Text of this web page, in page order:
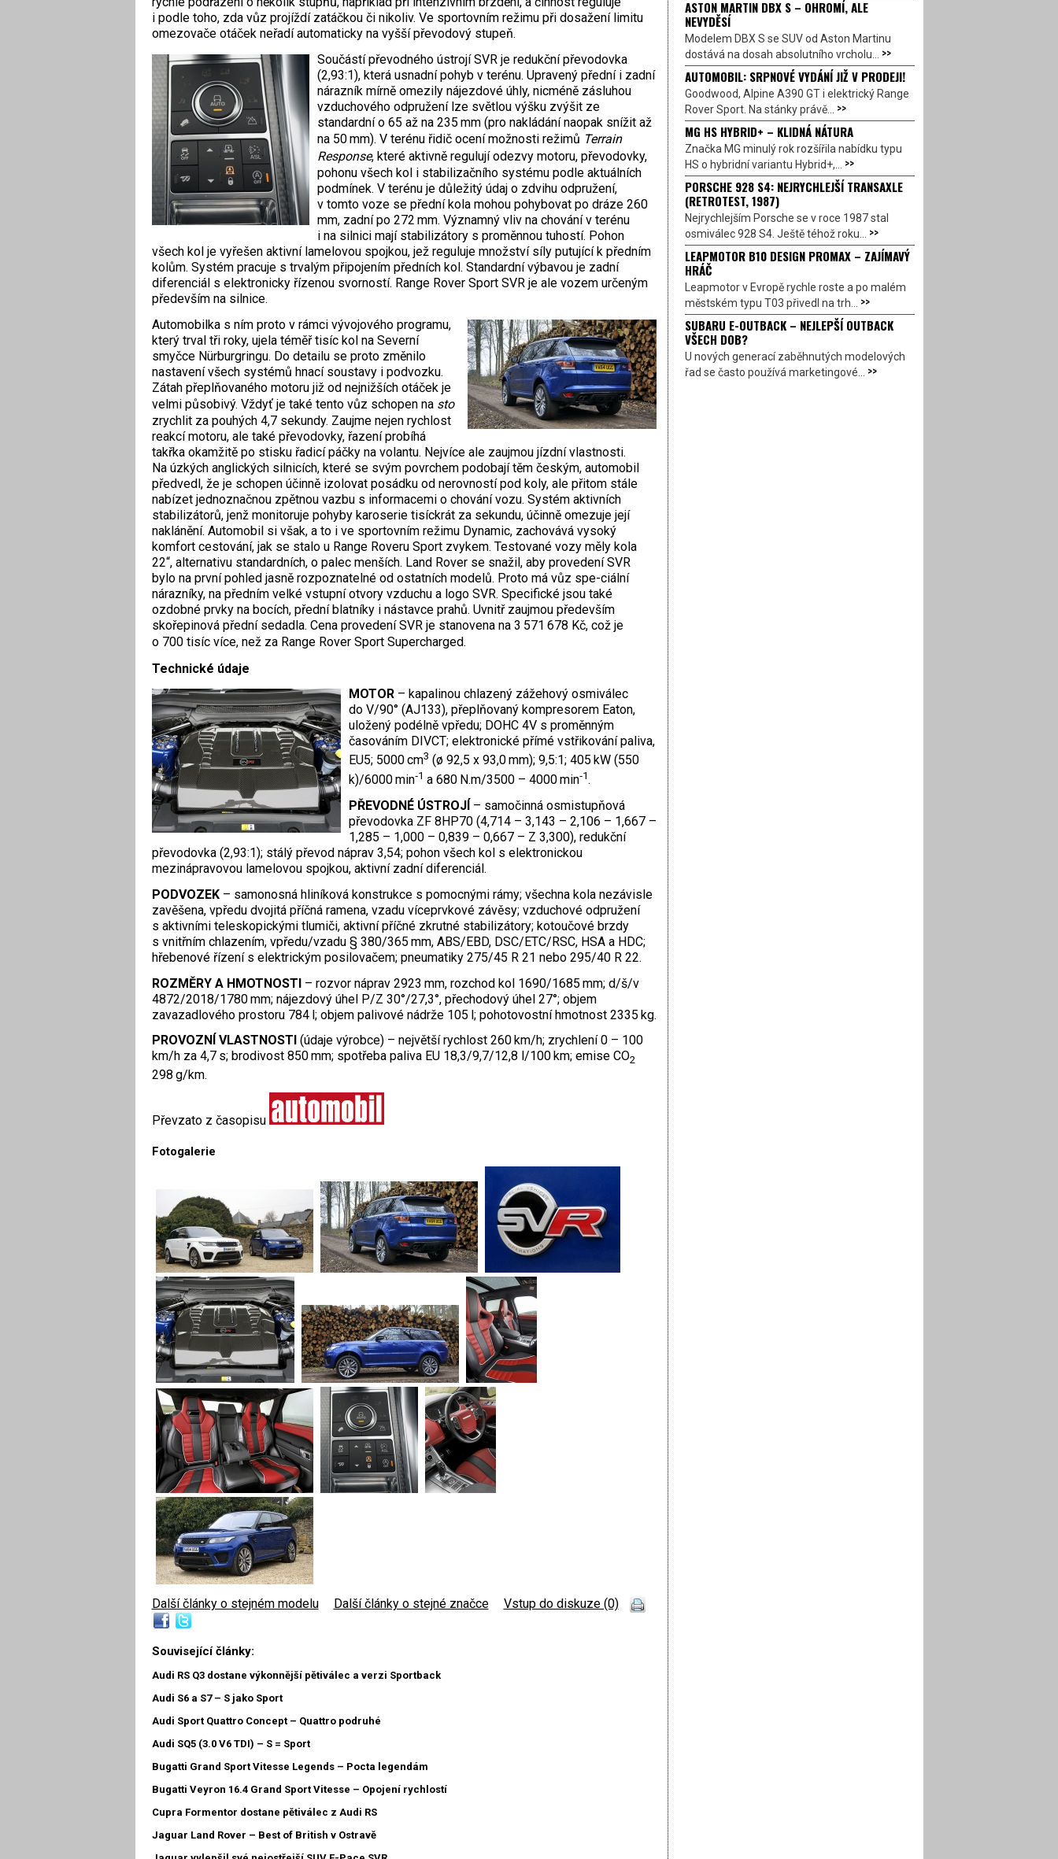
i podle toho, zda vůz projíždí zatáčkou či nikoliv. Ve sportovním režimu při dosažení limitu
omezovače otáček neřadí automaticky na vyšší převodový stupeň.
Součástí převodného ústrojí SVR je redukční převodovka
(2,93:1), která usnadní pohyb v terénu. Upravený přední i zadní
nárazník mírně omezily nájezdové úhly, nicméně zásluhou
vzduchového odpružení lze světlou výšku zvýšit ze
standardní o 65 až na 235 mm (pro nakládání naopak snížit až
na 50 mm). V terénu řidič ocení možnosti režimů Terrain
Response, které aktivně regulují odezvy motoru, převodovky,
pohonu všech kol i stabilizačního systému podle aktuálních
podmínek. V terénu je důležitý údaj o zdvihu odpružení,
v tomto voze se přední kola mohou pohybovat po dráze 260
mm, zadní po 272 mm. Významný vliv na chování v terénu
i na silnici mají stabilizátory s proměnnou tuhostí. Pohon
všech kol je vyřešen aktivní lamelovou spojkou, jež reguluje množství síly putující k předním
kolům. Systém pracuje s trvalým připojením předních kol. Standardní výbavou je zadní
diferenciál s elektronicky řízenou svorností. Range Rover Sport SVR je ale vozem určeným
především na silnice.
Automobilka s ním proto v rámci vývojového programu,
který trval tři roky, ujela téměř tisíc kol na Severní
smyčce Nürburgringu. Do detailu se proto změnilo
nastavení všech systémů hnací soustavy i podvozku.
Zátah přeplňovaného motoru již od nejnižších otáček je
velmi působivý. Vždyť je také tento vůz schopen na sto
zrychlit za pouhých 4,7 sekundy. Zaujme nejen rychlost
reakcí motoru, ale také převodovky, řazení probíhá
takřka okamžitě po stisku řadicí páčky na volantu. Nejvíce ale zaujmou jízdní vlastnosti.
Na úzkých anglických silnicích, které se svým povrchem podobají těm českým, automobil
předvedl, že je schopen účinně izolovat posádku od nerovností pod koly, ale přitom stále
nabízet jednoznačnou zpětnou vazbu s informacemi o chování vozu. Systém aktivních
stabilizátorů, jenž monitoruje pohyby karoserie tisíckrát za sekundu, účinně omezuje její
naklánění. Automobil si však, a to i ve sportovním režimu Dynamic, zachovává vysoký
komfort cestování, jak se stalo u Range Roveru Sport zvykem. Testované vozy měly kola
22“, alternativu standardních, o palec menších. Land Rover se snažil, aby provedení SVR
bylo na první pohled jasně rozpoznatelné od ostatních modelů. Proto má vůz spe-ciální
nárazníky, na předním velké vstupní otvory vzduchu a logo SVR. Specifické jsou také
ozdobné prvky na bocích, přední blatníky i nástavce prahů. Uvnitř zaujmou především
skořepinová přední sedadla. Cena provedení SVR je stanovena na 3 571 678 Kč, což je
o 700 tisíc více, než za Range Rover Sport Supercharged.
Technické údaje
MOTOR – kapalinou chlazený zážehový osmiválec
do V/90° (AJ133), přeplňovaný kompresorem Eaton,
uložený podélně vpředu; DOHC 4V s proměnným
časováním DIVCT; elektronické přímé vstřikování paliva,
EU5; 5000 cm3 (ø 92,5 x 93,0 mm); 9,5:1; 405 kW (550
k)/6000 min‑1 a 680 N.m/3500 – 4000 min‑1.
PŘEVODNÉ ÚSTROJÍ– samočinná osmistupňová
převodovka ZF 8HP70 (4,714 – 3,143 – 2,106 – 1,667 –
1,285 – 1,000 – 0,839 – 0,667 – Z 3,300), redukční
převodovka (2,93:1); stálý převod náprav 3,54; pohon všech kol s elektronickou
mezinápravovou lamelovou spojkou, aktivní zadní diferenciál.
PODVOZEK– samonosná hliníková konstrukce s pomocnými rámy; všechna kola nezávisle
zavěšena, vpředu dvojitá příčná ramena, vzadu víceprvkové závěsy; vzduchové odpružení
s aktivními teleskopickými tlumiči, aktivní příčné zkrutné stabilizátory; kotoučové brzdy
s vnitřním chlazením, vpředu/vzadu § 380/365 mm, ABS/EBD, DSC/ETC/RSC, HSA a HDC;
hřebenové řízení s elektrickým posilovačem; pneumatiky 275/45 R 21 nebo 295/40 R 22.
ROZMĚRY A HMOTNOSTI– rozvor náprav 2923 mm, rozchod kol 1690/1685 mm; d/š/v
4872/2018/1780 mm; nájezdový úhel P/Z 30°/27,3°, přechodový úhel 27°; objem
zavazadlového prostoru 784 l; objem palivové nádrže 105 l; pohotovostní hmotnost 2335 kg.
PROVOZNÍ VLASTNOSTI (údaje výrobce) – největší rychlost 260 km/h; zrychlení 0 – 100
km/h za 4,7 s; brodivost 850 mm; spotřeba paliva EU 18,3/9,7/12,8 l/100 km; emise CO2
298 g/km.
Převzato z časopisu
Fotogalerie
Další články o stejném modelu Další články o stejné značce Vstup do diskuze (0)
Související články:
Audi RS Q3 dostane výkonnější pětiválec a verzi Sportback
Audi S6 a S7 – S jako Sport
Audi Sport Quattro Concept – Quattro podruhé
Audi SQ5 (3.0 V6 TDI) – S = Sport
Bugatti Grand Sport Vitesse Legends – Pocta legendám
Bugatti Veyron 16.4 Grand Sport Vitesse – Opojení rychlostí
Cupra Formentor dostane pětiválec z Audi RS
Jaguar Land Rover – Best of British v Ostravě
ASTON MARTIN DBX S – OHROMÍ, ALE
NEVYDĚSÍ
Modelem DBX S se SUV od Aston Martinu
dostává na dosah absolutního vrcholu... >>
AUTOMOBIL: SRPNOVÉ VYDÁNÍ JIŽ V PRODEJI!
Goodwood, Alpine A390 GT i elektrický Range
Rover Sport. Na stánky právě... >>
MG HS HYBRID+ – KLIDNÁ NÁTURA
Značka MG minulý rok rozšířila nabídku typu
HS o hybridní variantu Hybrid+,... >>
PORSCHE 928 S4: NEJRYCHLEJŠÍ TRANSAXLE
(RETROTEST, 1987)
Nejrychlejším Porsche se v roce 1987 stal
osmiválec 928 S4. Ještě téhož roku... >>
LEAPMOTOR B10 DESIGN PROMAX – ZAJÍMAVÝ
HRÁČ
Leapmotor v Evropě rychle roste a po malém
městském typu T03 přivedl na trh... >>
SUBARU E-OUTBACK – NEJLEPŠÍ OUTBACK
VŠECH DOB?
U nových generací zaběhnutých modelových
řad se často používá marketingové... >>